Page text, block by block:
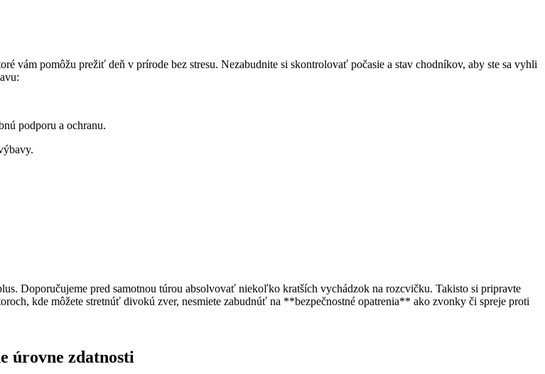
pomôžu prežiť‌ deň v prírode bez ‍stresu. Nezabudnite si skontrolovať počasie a stav chodníkov, aby​ ste ‌sa ​vyhli
podporu a ochranu.
Doporučujeme⁣ pred samotnou túrou absolvovať niekoľko kratších vychádzok na rozcvičku. Takisto si pripravte
kde​ môžete stretnúť ‌divokú zver,⁢ nesmiete‍ zabudnúť na ‌**bezpečnostné ‌opatrenia** ako‌ zvonky či spreje‍ proti
‌úrovne⁢ zdatnosti